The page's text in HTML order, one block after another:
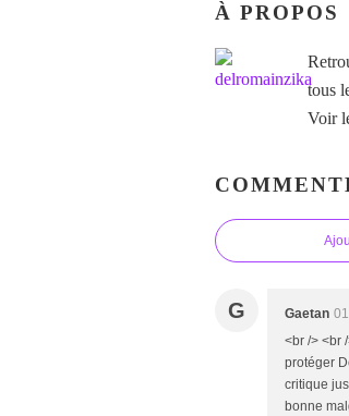
À PROPOS
tous
Voir
G Gaetan
<br /> <br
protéger
critique
bonne